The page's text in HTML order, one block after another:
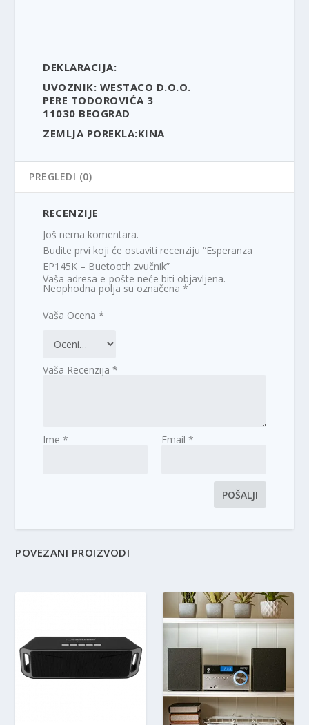
DEKLARACIJA:
UVOZNIK: WESTACO D.O.O.
PERE TODOROVIĆA 3
11030 BEOGRAD
ZEMLJA POREKLA:KINA
PREGLEDI (0)
RECENZIJE
Još nema komentara.
Budite prvi koji će ostaviti recenziju “Esperanza
EP145K – Buetooth zvučnik”
Vaša adresa e-pošte neće biti objavljena.
Neophodna polja su označena*
Vaša Ocena*
Vaša Recenzija*
Ime* Email *
POVEZANI PROIZVODI